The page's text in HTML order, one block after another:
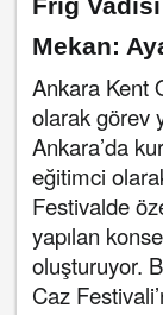
Mekan:
Ankara Kent
olarak görev
Ankara’da
eğitimci
Festivalde
yapılan
oluşturuyor.
Caz